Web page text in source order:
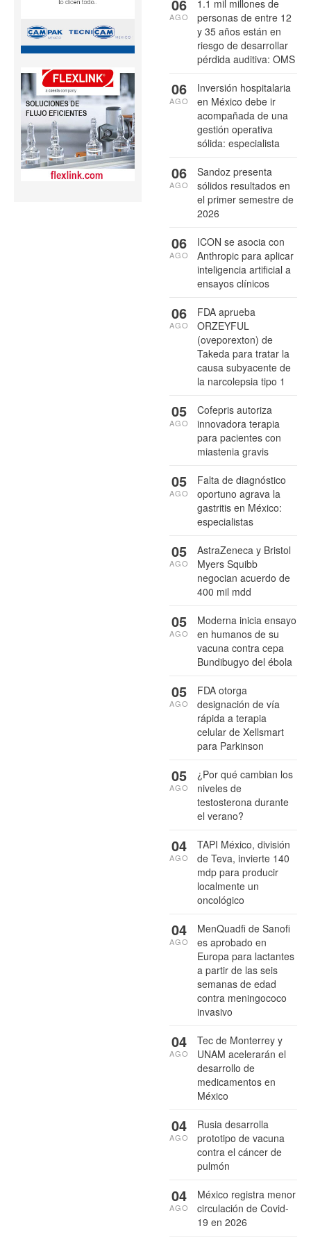
1.1 mil millones de
personas de entre 12
y 35 años están en
riesgo de desarrollar
pérdida auditiva: OMS
06
AGO
Inversión hospitalaria
en México debe ir
acompañada de una
gestión operativa
sólida: especialista
06
AGO
Sandoz presenta
sólidos resultados en
el primer semestre de
2026
06
AGO
ICON se asocia con
Anthropic para aplicar
inteligencia artificial a
ensayos clínicos
06
AGO
FDA aprueba
ORZEYFUL
(oveporexton) de
Takeda para tratar la
causa subyacente de
la narcolepsia tipo 1
06
AGO
Cofepris autoriza
innovadora terapia
para pacientes con
miastenia gravis
05
AGO
Falta de diagnóstico
oportuno agrava la
gastritis en México:
especialistas
05
AGO
AstraZeneca y Bristol
Myers Squibb
negocian acuerdo de
400 mil mdd
05
AGO
Moderna inicia ensayo
en humanos de su
vacuna contra cepa
Bundibugyo del ébola
05
AGO
FDA otorga
designación de vía
rápida a terapia
celular de Xellsmart
para Parkinson
05
AGO
¿Por qué cambian los
niveles de
testosterona durante
el verano?
05
AGO
TAPI México, división
de Teva, invierte 140
mdp para producir
localmente un
oncológico
04
AGO
MenQuadfi de Sanofi
es aprobado en
Europa para lactantes
a partir de las seis
semanas de edad
contra meningococo
invasivo
04
AGO
Tec de Monterrey y
UNAM acelerarán el
desarrollo de
medicamentos en
México
04
AGO
Rusia desarrolla
prototipo de vacuna
contra el cáncer de
pulmón
04
AGO
México registra menor
circulación de Covid-
19 en 2026
04
AGO